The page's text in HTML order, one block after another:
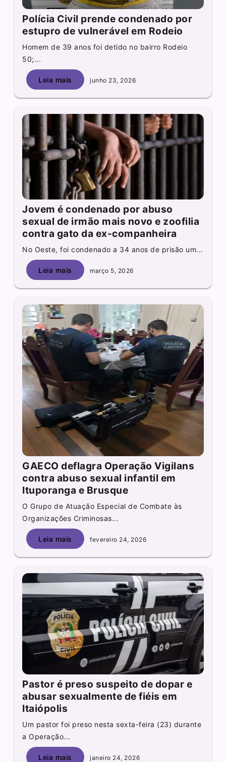
Polícia Civil prende condenado por
estupro de vulnerável em Rodeio
Homem de 39 anos foi detido no bairro Rodeio
50;...
Leia mais junho 23, 2026
Jovem é condenado por abuso
sexual de irmão mais novo e zoofilia
contra gato da ex-companheira
No Oeste, foi condenado a 34 anos de prisão um...
Leia mais março 5, 2026
GAECO deflagra Operação Vigilans
contra abuso sexual infantil em
Ituporanga e Brusque
O Grupo de Atuação Especial de Combate às
Organizações Criminosas...
Leia mais fevereiro 24, 2026
Pastor é preso suspeito de dopar e
abusar sexualmente de fiéis em
Itaiópolis
Um pastor foi preso nesta sexta-feira (23) durante
a Operação...
Leia mais janeiro 24, 2026